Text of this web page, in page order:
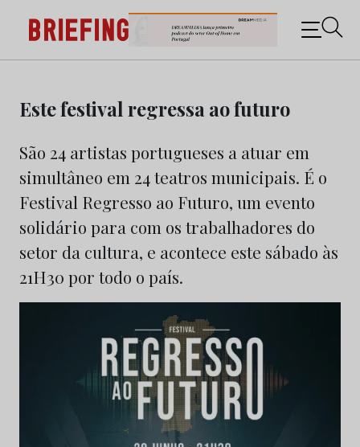
content
Briefing: Todas as notícias sobre os negócios do
Marketing e da Publicidade
Este festival regressa ao futuro
São 24 artistas portugueses a atuar em
simultâneo em 24 teatros municipais. É o
Festival Regresso ao Futuro, um evento
solidário para com os trabalhadores do
setor da cultura, e acontece este sábado às
21H30 por todo o país.